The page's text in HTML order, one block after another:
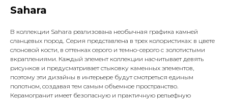
Sahara
В коллекции Sahara реализована необычная графика камней
сланцевых пород. Серия представлена в трех колористиках: в цвете
слоновой кости, в оттенках серого и темно-серого с золотистыми
вкраплениями. Каждый элемент коллекции насчитывает девять
рисунков и предусматривает стыковку каменных элементов,
поэтому эти дизайны в интерьере будут смотреться единым
полотном, создавая тем самым объемное пространство.
Керамогранит имеет безопасную и практичную рельефную